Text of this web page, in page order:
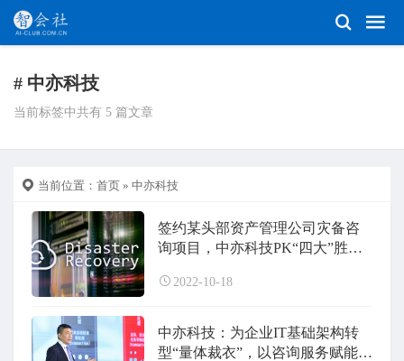
# 中亦科技
当前标签中共有 5 篇文章
当前位置： 首页 » 中亦科技
签约某头部资产管理公司灾备咨
询项目，中亦科技PK“四大”胜出
2022-10-18
中亦科技：为企业IT基础架构转
型“量体裁衣”，以咨询服务赋能数